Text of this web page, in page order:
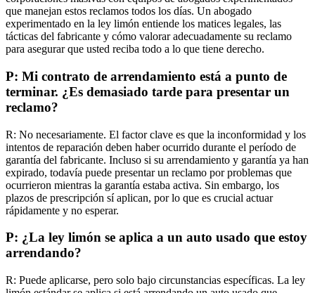
que manejan estos reclamos todos los días. Un abogado
experimentado en la ley limón entiende los matices legales, las
tácticas del fabricante y cómo valorar adecuadamente su reclamo
para asegurar que usted reciba todo a lo que tiene derecho.
P: Mi contrato de arrendamiento está a punto de
terminar. ¿Es demasiado tarde para presentar un
reclamo?
R: No necesariamente. El factor clave es que la inconformidad y los
intentos de reparación deben haber ocurrido durante el período de
garantía del fabricante. Incluso si su arrendamiento y garantía ya han
expirado, todavía puede presentar un reclamo por problemas que
ocurrieron mientras la garantía estaba activa. Sin embargo, los
plazos de prescripción sí aplican, por lo que es crucial actuar
rápidamente y no esperar.
P: ¿La ley limón se aplica a un auto usado que estoy
arrendando?
R: Puede aplicarse, pero solo bajo circunstancias específicas. La ley